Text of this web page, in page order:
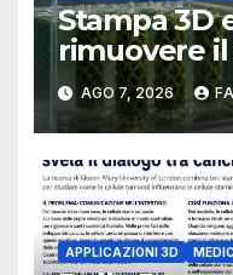
Stampa 3D
rimuovere
acque il
Florida
AGO 7, 2026
APPLICAZIONI 3D